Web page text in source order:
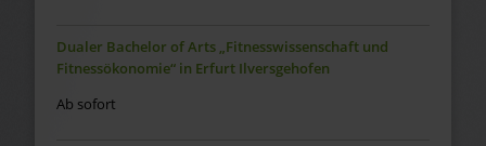
Dualer Bachelor of Arts „Fitnesswissenschaft und
Fitnessökonomie“ in Erfurt Ilversgehofen
Ab sofort